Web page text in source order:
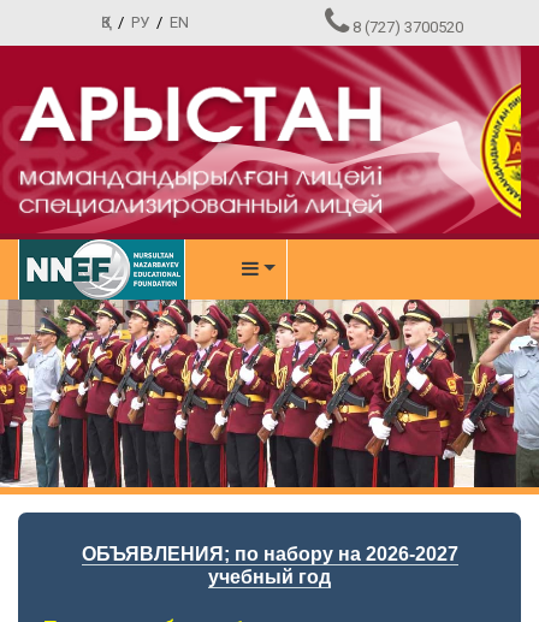
ҚЗ/ РУ / EN 8 (727) 3700520
ОБЪЯВЛЕНИЯ; по набору на 2026-2027
учебный год